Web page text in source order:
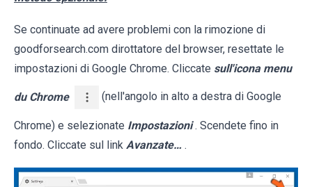
Se continuate ad avere problemi con la rimozione di
goodforsearch.com dirottatore del browser, resettate le
impostazioni di Google Chrome. Cliccate sull'icona menu
du Chrome (nell'angolo in alto a destra di Google
Chrome) e selezionate Impostazioni . Scendete fino in
fondo. Cliccate sul link Avanzate… .